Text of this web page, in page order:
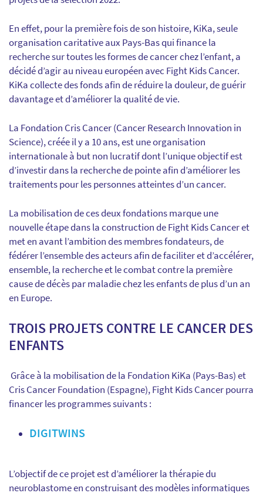
En effet, pour la première fois de son histoire, KiKa, seule
organisation caritative aux Pays-Bas qui finance la
recherche sur toutes les formes de cancer chez l’enfant, a
décidé d’agir au niveau européen avec Fight Kids Cancer.
KiKa collecte des fonds afin de réduire la douleur, de guérir
davantage et d’améliorer la qualité de vie.
La Fondation Cris Cancer (Cancer Research Innovation in
Science), créée il y a 10 ans, est une organisation
internationale à but non lucratif dont l’unique objectif est
d’investir dans la recherche de pointe afin d’améliorer les
traitements pour les personnes atteintes d’un cancer.
La mobilisation de ces deux fondations marque une
nouvelle étape dans la construction de Fight Kids Cancer et
met en avant l’ambition des membres fondateurs, de
fédérer l’ensemble des acteurs afin de faciliter et d’accélérer,
ensemble, la recherche et le combat contre la première
cause de décès par maladie chez les enfants de plus d’un an
en Europe.
TROIS PROJETS CONTRE LE CANCER DES
ENFANTS
Grâce à la mobilisation de la Fondation KiKa (Pays-Bas) et
Cris Cancer Foundation (Espagne), Fight Kids Cancer pourra
financer les programmes suivants :
DIGITWINS
L’objectif de ce projet est d’améliorer la thérapie du
neuroblastome en construisant des modèles informatiques